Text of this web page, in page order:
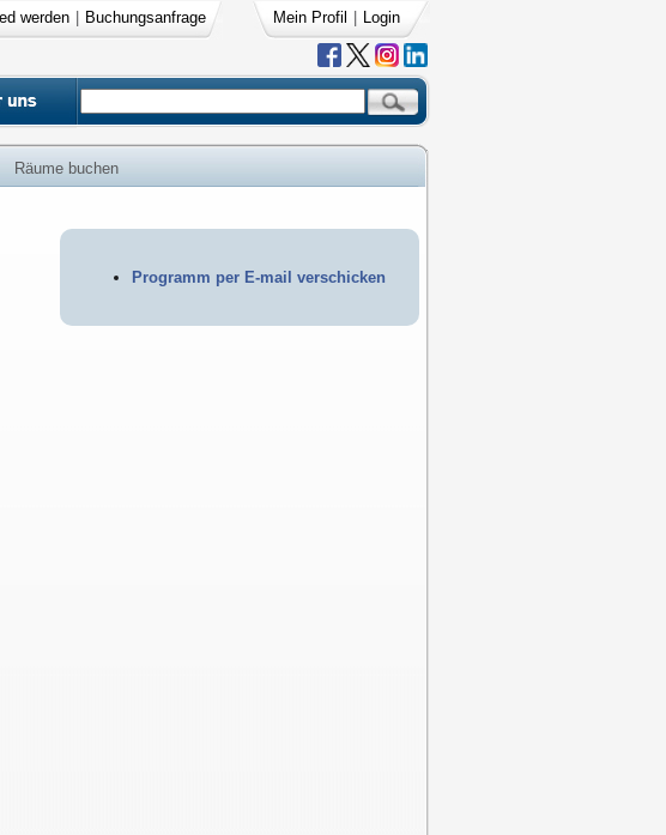
werden Buchungsanfrage Mein Profil Login
Räume buchen
Programm per E-mail verschicken